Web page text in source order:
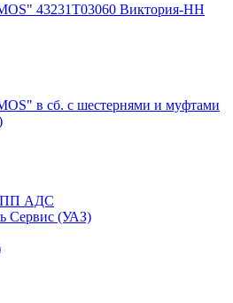
43231Т03060 Виктория-НН
в сб. с шестернями и муфтами
АДС
Сервис (УАЗ)